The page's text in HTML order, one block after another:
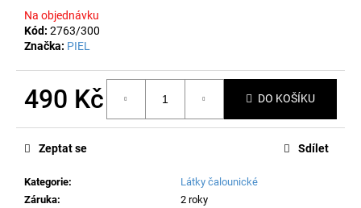
Na objednávku
Kód: 2763/300
Značka: PIEL
490 Kč DO KOŠÍKU
Kategorie:
Látky čalounické
Záruka: 2 roky
Zeptat se Sdílet
u
u
e
m